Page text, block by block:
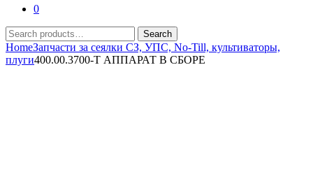
0
Search
for:
Search
HomeЗапчасти за сеялки СЗ, УПС, No-Till, культиваторы,
плуги400.00.3700-Т АППАРАТ В СБОРЕ